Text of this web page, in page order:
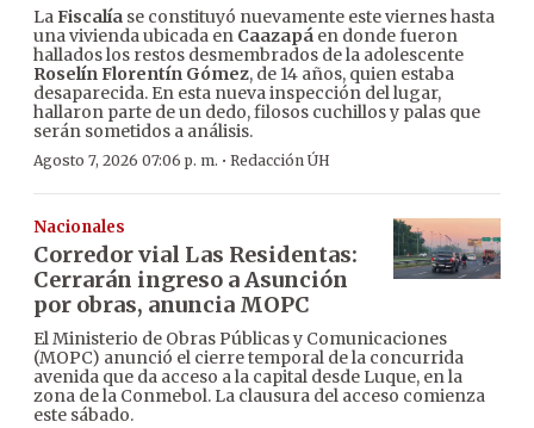
LaFiscalía se constituyó nuevamente este viernes hasta
una vivienda ubicada en Caazapá en donde fueron
hallados los restos desmembrados de la adolescente
Roselín Florentín Gómez, de 14 años, quien estaba
desaparecida. En esta nueva inspección del lugar,
hallaron parte de un dedo, filosos cuchillos y palas que
serán sometidos a análisis.
Agosto 7, 2026 07:06 p. m. · Redacción ÚH
Nacionales
Corredor vial Las Residentas:
Cerrarán ingreso a Asunción
por obras, anuncia MOPC
El Ministerio de Obras Públicas y Comunicaciones
(MOPC) anunció el cierre temporal de la concurrida
avenida que da acceso a la capital desde Luque, en la
zona de la Conmebol. La clausura del acceso comienza
este sábado.